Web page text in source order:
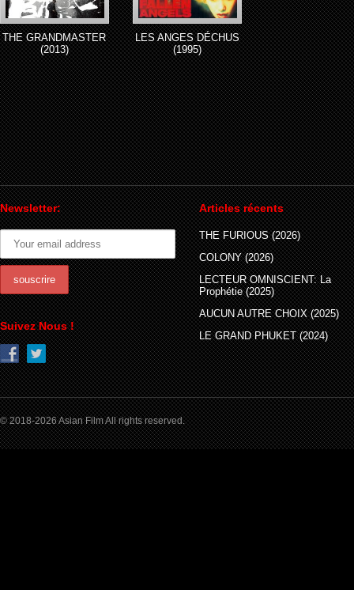
THE GRANDMASTER
(2013)
LES ANGES DÉCHUS
(1995)
Newsletter:
Suivez Nous !
Articles récents
THE FURIOUS (2026)
COLONY (2026)
LECTEUR OMNISCIENT: La
Prophétie (2025)
AUCUN AUTRE CHOIX (2025)
LE GRAND PHUKET (2024)
© 2018-2026 Asian Film All rights reserved.